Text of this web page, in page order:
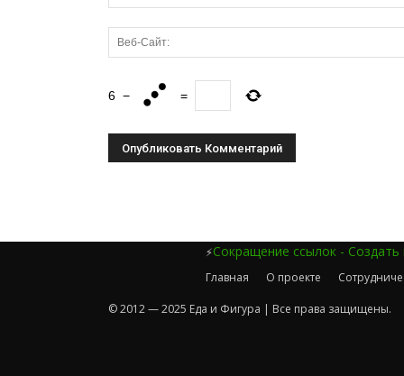
6 − =
⚡Сокращение ссылок - Создать
Главная О проекте
© 2012 — 2025 Еда и Фигура | Все права защищены.